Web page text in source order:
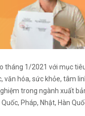
tháng 1/2021 với mục
hóa, sức khỏe, tâm
trong ngành xuất
Pháp, Nhật, Hàn